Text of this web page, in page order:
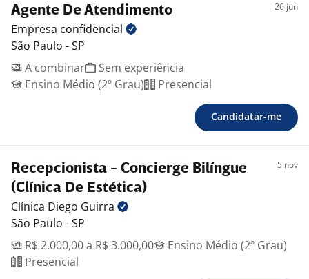
Agente De Atendimento 26 jun
Empresa confidencial
São Paulo - SP
A combinar
Sem experiência
Ensino Médio (2º Grau)
Presencial
Candidatar-me
Recepcionista - Concierge Bilíngue
(Clínica De Estética)
5 nov
Clínica Diego Guirra
São Paulo - SP
R$ 2.000,00 a R$ 3.000,00
Ensino Médio (2º Grau)
Presencial